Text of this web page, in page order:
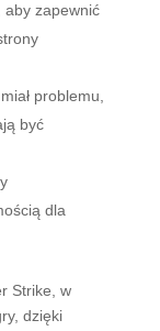
aby zapewnić
problemu,
być
dla
Strike, w
dzięki